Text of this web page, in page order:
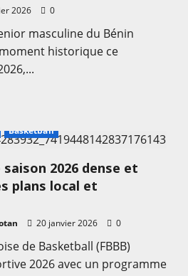
2026 0
masculine du Bénin
historique ce
Basketball
2026 dense et
plans local et
20 janvier 2026 0
de Basketball (FBBB)
2026 avec un programme